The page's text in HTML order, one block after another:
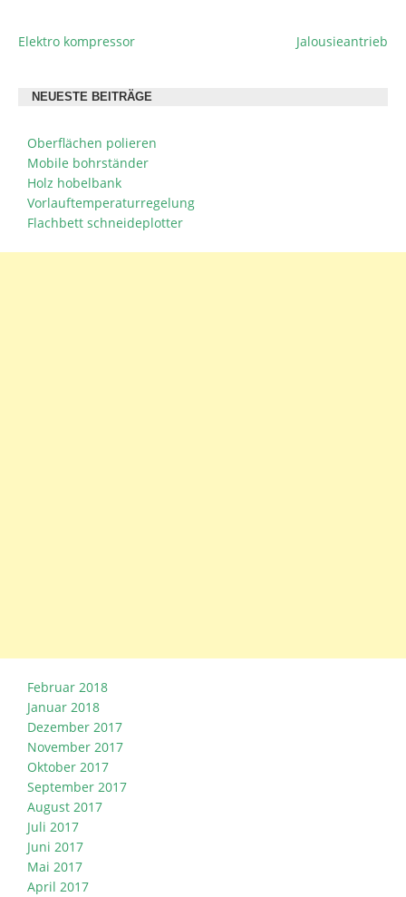
BEITRAGSNAVIGATION
Elektro kompressor Jalousieantrieb
NEUESTE BEITRÄGE
Oberflächen polieren
Mobile bohrständer
Holz hobelbank
Vorlauftemperaturregelung
Flachbett schneideplotter
Februar 2018
Januar 2018
Dezember 2017
November 2017
Oktober 2017
September 2017
August 2017
Juli 2017
Juni 2017
Mai 2017
April 2017